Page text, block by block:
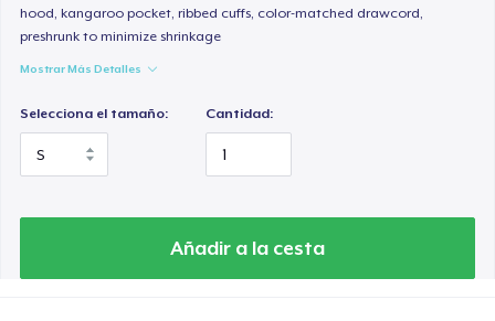
hood, kangaroo pocket, ribbed cuffs, color-matched drawcord,
preshrunk to minimize shrinkage
Mostrar Más Detalles
Selecciona el tamaño: Cantidad:
Añadir a la cesta